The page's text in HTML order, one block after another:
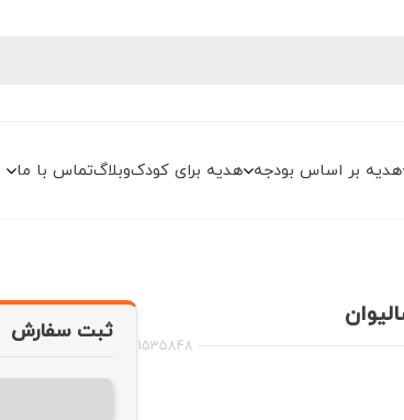
هدیه بر اساس بودجه هدیه برای کودکوبلاگتماس با ما
1535848
ثبت سفارش